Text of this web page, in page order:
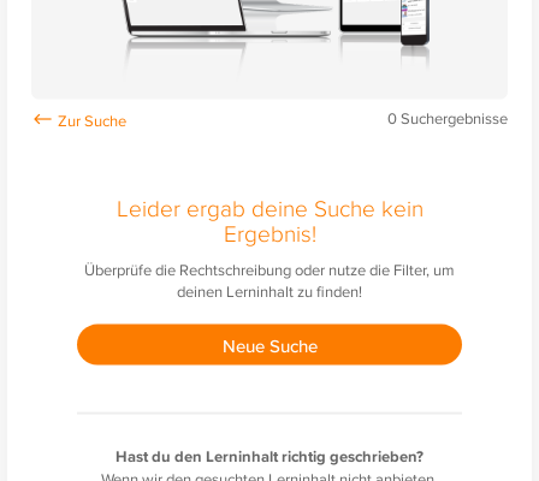
0Suchergebnisse
Leider ergab deine Suche kein
Ergebnis!
Überprüfe die Rechtschreibung oder nutze die Filter, um
deinen Lerninhalt zu finden!
Neue Suche
Hast du den Lerninhalt richtig geschrieben?